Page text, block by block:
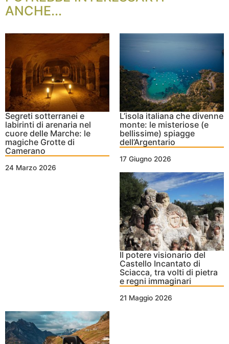
ANCHE...
Segreti sotterranei e
labirinti di arenaria nel
cuore delle Marche: le
magiche Grotte di
Camerano
24 Marzo 2026
L’isola italiana che divenne
monte: le misteriose (e
bellissime) spiagge
dell’Argentario
17 Giugno 2026
Il potere visionario del
Castello Incantato di
Sciacca, tra volti di pietra
e regni immaginari
21 Maggio 2026